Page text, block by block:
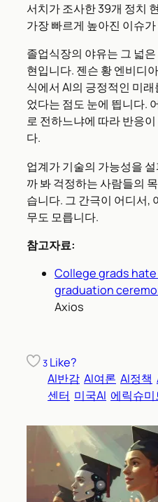
서치가 조사한 39개 정치
가장 빠르게 높아진 이슈
졸업식장의 야유는 그 넓
현입니다. 젠슨 황 엔비디
식에서 AI의 긍정적인 미
었다는 점도 눈에 띕니다.
로 전하느냐에 따라 반응
다.
업계가 기술의 가능성을
까 봐 걱정하는 사람들의
습니다. 그 간극이 어디서,
무도 모릅니다.
참고자료:
College grads hate
graduation
Axios
3 Like?
AI반감 AI여론 AI정책
센터 미국AI 에릭슈미